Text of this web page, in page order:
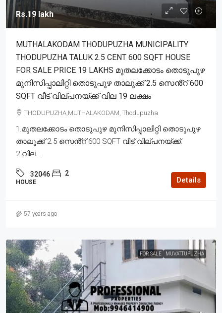
Rs.19 lakh
MUTHALAKODAM THODUPUZHA MUNICIPALITY
THODUPUZHA TALUK 2.5 CENT 600 SQFT HOUSE
FOR SALE PRICE 19 LAKHS മുതലക്കോടം തൊടുപുഴ
മുനിസിപ്പാലിറ്റി തൊടുപുഴ താലൂക്ക് 2.5 സെൻ്റ് 600
SQFT വീട് വില്പനയ്ക്ക് വില 19 ലക്ഷം
THODUPUZHA,MUTHALAKODAM, Thodupuzha
1.മുതലക്കോടം തൊടുപുഴ മുനിസിപ്പാലിറ്റി തൊടുപുഴ
താലൂക്ക് 2.5 സെൻ്റ് 600 SQFT വീട് വില്പനയ്ക്ക്.
2.വില...
32046 2
HOUSE Details
57 years ago
FOR SALE MUVATTUPUZHA